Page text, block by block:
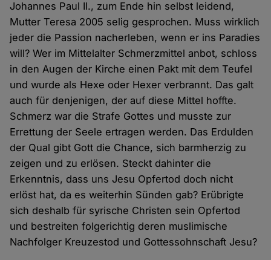
Johannes Paul II., zum Ende hin selbst leidend,
Mutter Teresa 2005 selig gesprochen. Muss wirklich
jeder die Passion nacherleben, wenn er ins Paradies
will? Wer im Mittelalter Schmerzmittel anbot, schloss
in den Augen der Kirche einen Pakt mit dem Teufel
und wurde als Hexe oder Hexer verbrannt. Das galt
auch für denjenigen, der auf diese Mittel hoffte.
Schmerz war die Strafe Gottes und musste zur
Errettung der Seele ertragen werden. Das Erdulden
der Qual gibt Gott die Chance, sich barmherzig zu
zeigen und zu erlösen. Steckt dahinter die
Erkenntnis, dass uns Jesu Opfertod doch nicht
erlöst hat, da es weiterhin Sünden gab? Erübrigte
sich deshalb für syrische Christen sein Opfertod
und bestreiten folgerichtig deren muslimische
Nachfolger Kreuzestod und Gottessohnschaft Jesu?